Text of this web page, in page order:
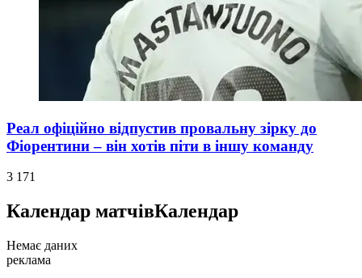
Реал офіційно відпустив провальну зірку до
Фіорентини – він хотів піти в іншу команду
3 171
Календар матчівКалендар
Немає даних
реклама